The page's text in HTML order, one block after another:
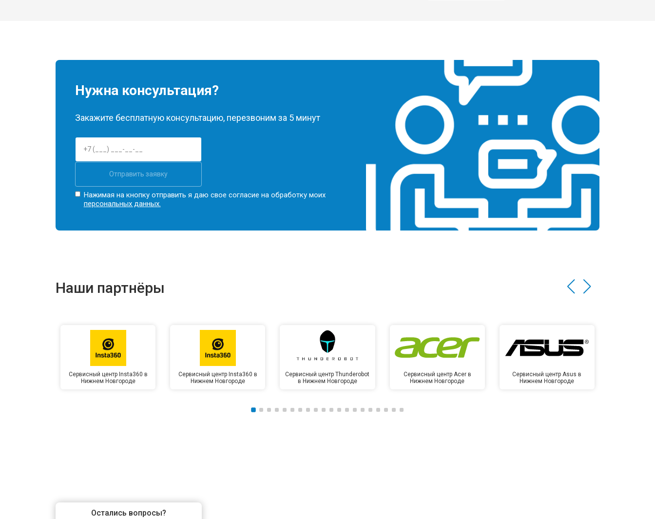
Нужна консультация?
Закажите бесплатную консультацию, перезвоним за 5 минут
Отправить заявку
Нажимая на кнопку отправить я даю свое согласие на обработку моих
персональных данных.
Наши партнёры
Сервисный центр Insta360 в
Нижнем Новгороде
Сервисный центр Insta360 в
Нижнем Новгороде
Сервисный центр Thunderobot
в Нижнем Новгороде
Сервисный центр Acer в
Нижнем Новгороде
Сервисный центр Asus в
Нижнем Новгороде
Остались вопросы?